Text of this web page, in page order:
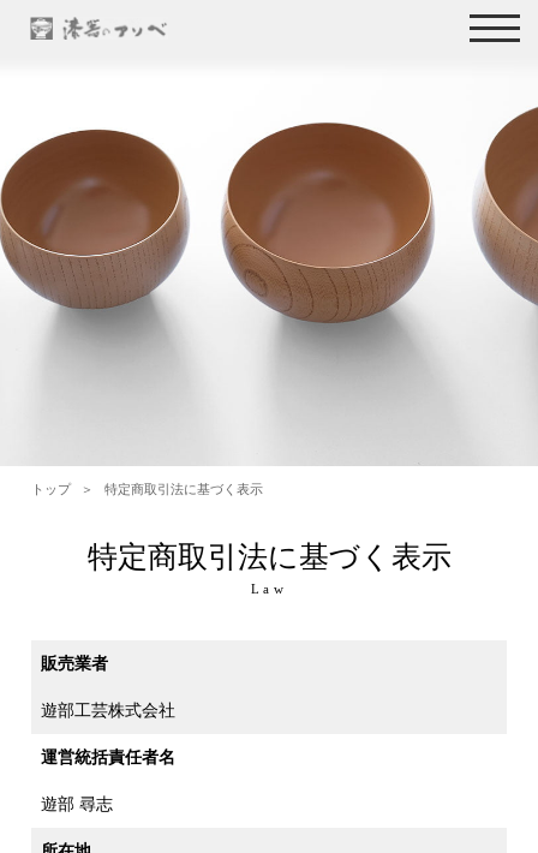
トップ 特定商取引法に基づく表示
特定商取引法に基づく表示
Law
販売業者
遊部工芸株式会社
運営統括責任者名
遊部 尋志